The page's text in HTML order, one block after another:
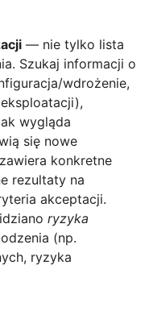
— nie tylko lista
Szukaj informacji o
wdrożenie,
wygląda
się nowe
konkretne
rezultaty na
akceptacji.
ryzyka
(np.
ryzyka